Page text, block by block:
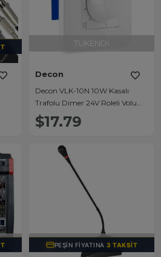
TÜKENDI
Decon
Decon VLK-10N 10W Kasalı
Trafolu Dimer 24V Roleli Volume
Ses Kontrol Ünitesi
$17.79
TÜKENDI
PEŞIN FIYATINA3 TAKSIT